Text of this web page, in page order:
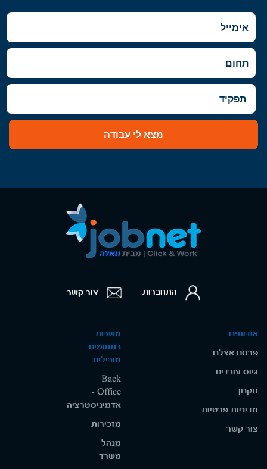
מצא לי עבודה
אודותינו
פרסם אצלנו
גיוס עובדים
תקנון
מדיניות פרטיות
צור קשר
משרות
בתחומים
מובילים
Back
Office -
אדמיניסטרציה
מזכירות
מנהל
משרד